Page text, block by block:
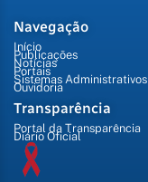
Navegação
Início
Publicações
Notícias
Portais
Sistemas Administrativos
Ouvidoria
Transparência
Portal da Transparência
Diário Oficial